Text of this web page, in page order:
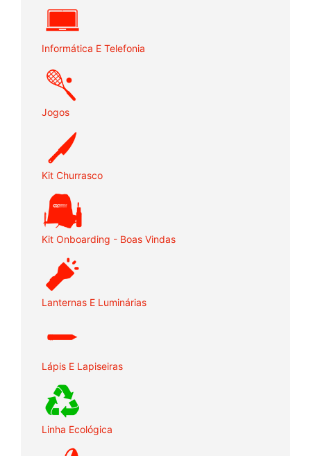
Informática E Telefonia
Jogos
Kit Churrasco
Kit Onboarding - Boas Vindas
Lanternas E Luminárias
Lápis E Lapiseiras
Linha Ecológica